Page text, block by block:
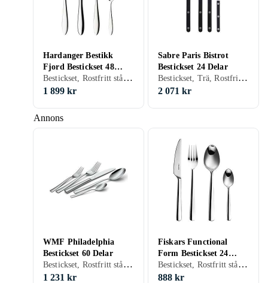
Annons
Hardanger Bestikk
Fjord Bestickset 48
Delar
Bestickset, Rostfritt stål, 48 st, Tål maskindisk
1 899 kr
Sabre Paris Bistrot
Bestickset 24 Delar
Bestickset, Trä, Rostfritt stål, 24 st, Tål maskindisk
2 071 kr
WMF Philadelphia
Bestickset 60 Delar
Bestickset, Rostfritt stål, 60 st, Tål maskindisk
1 231 kr
Fiskars Functional
Form Bestickset 24
Delar
Bestickset, Rostfritt stål, 24 st, Tål maskindisk
888 kr